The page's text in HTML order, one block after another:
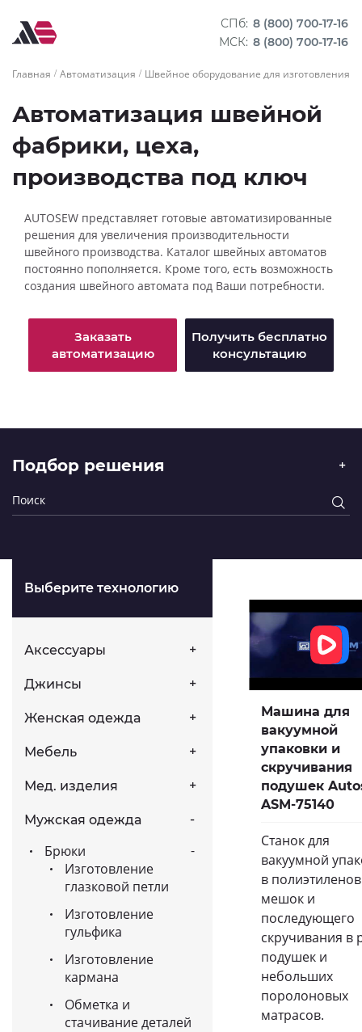
СПб: 8 (800) 700-17-16
МСК: 8 (800) 700-17-16
Главная Автоматизация Швейное оборудование для изготовления
Автоматизация швейной
фабрики, цеха,
производства под ключ
AUTOSEW представляет готовые автоматизированные
решения для увеличения производительности
швейного производства. Каталог швейных автоматов
постоянно пополняется. Кроме того, есть возможность
создания швейного автомата под Ваши потребности.
Заказать
автоматизацию
Получить бесплатно
консультацию
Подбор решения
Выберите технологию
Аксессуары
Джинсы
Женская одежда
Мебель
Мед. изделия
Мужская одежда
Брюки
Изготовление
глазковой петли
Изготовление
гульфика
Изготовление
кармана
Обметка и
стачивание деталей
Машина для
вакуумной
упаковки и
скручивания
подушек
ASM-75140
Станок для
вакуумной
в
мешок и
последующего
скручивания в
подушек и
небольших
поролоновых
матрасов.